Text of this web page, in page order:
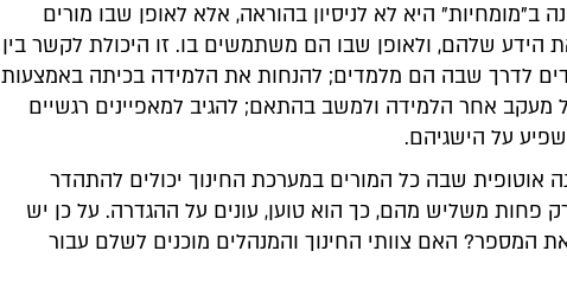
ב"מומחיות" היא לא לניסיון בהוראה, אלא לאופן שבו מורים
הידע שלהם, ולאופן שבו הם משתמשים בו. זו היכולת לקשר בין
לדרך שבה הם מלמדים; להנחות את הלמידה בכיתה באמצעות
מעקב אחר הלמידה ולמשב בהתאם; להגיב למאפיינים רגשיים
על הישגיהם.
אוטופית שבה כל המורים במערכת החינוך יכולים להתהדר
פחות משליש מהם, כך הוא טוען, עונים על ההגדרה. על כן יש
המספר? האם צוותי החינוך והמנהלים מוכנים לשלם עבור